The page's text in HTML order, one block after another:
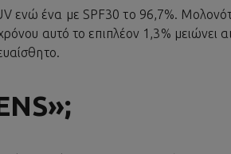
ενώ ένα με SPF30 το 96,7%.
αυτό το επιπλέον 1,3% μειώνει